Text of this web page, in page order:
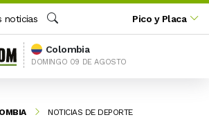
noticias
Buscar
Pico y Placa
Colombia
DOMINGO 09 DE AGOSTO
NOTICIAS DE DEPORTE